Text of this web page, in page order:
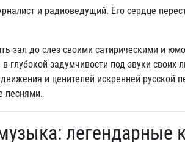
и радиоведущий. Его сердце
зал до слез своими сатирическими и
задумчивости под звуки своих
и ценителей искренней русской
песнями.
легендарные